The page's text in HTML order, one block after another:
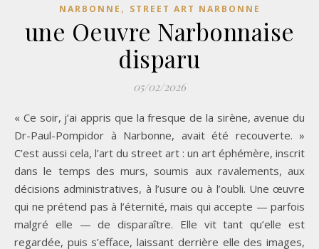
NARBONNE , STREET ART NARBONNE
une Oeuvre Narbonnaise
disparu
05/02/2026
« Ce soir, j’ai appris que la fresque de la sirène, avenue du
Dr-Paul-Pompidor à Narbonne, avait été recouverte. »
C’est aussi cela, l’art du street art : un art éphémère, inscrit
dans le temps des murs, soumis aux ravalements, aux
décisions administratives, à l’usure ou à l’oubli. Une œuvre
qui ne prétend pas à l’éternité, mais qui accepte — parfois
malgré elle — de disparaître. Elle vit tant qu’elle est
regardée, puis s’efface, laissant derrière elle des images,